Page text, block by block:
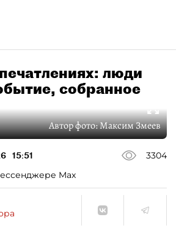
люди
собранное
Автор фото:Максим Змеев
15:51
3304
Max